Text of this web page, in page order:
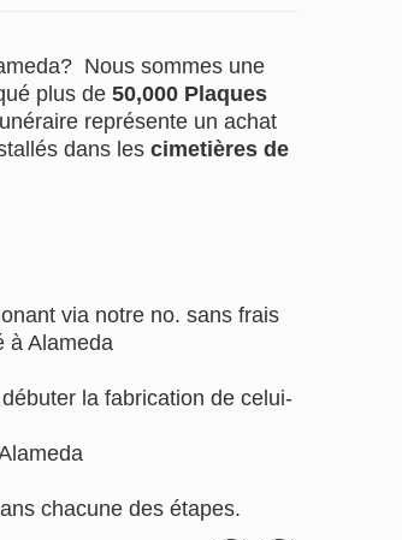
Nous sommes une
plus de 50,000 Plaques
représente un achat
dans les cimetières de
via notre no. sans frais
à Alameda
la fabrication de celui-
chacune des étapes.